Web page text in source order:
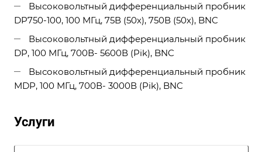
Высоковольтный дифференциальный пробник
DP750-100, 100 МГц, 75В (50х), 750В (50х), BNC
Высоковольтный дифференциальный пробник
DP, 100 МГц, 700В- 5600В (Pik), BNC
Высоковольтный дифференциальный пробник
МDP, 100 МГц, 700В- 3000В (Pik), BNC
Услуги